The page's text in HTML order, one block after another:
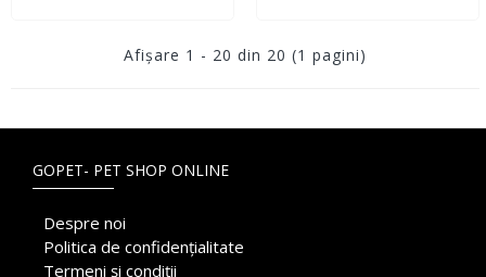
Afişare 1 - 20 din 20 (1 pagini)
GOPET- PET SHOP ONLINE
Despre noi
Politica de confidențialitate
Termeni și condiții